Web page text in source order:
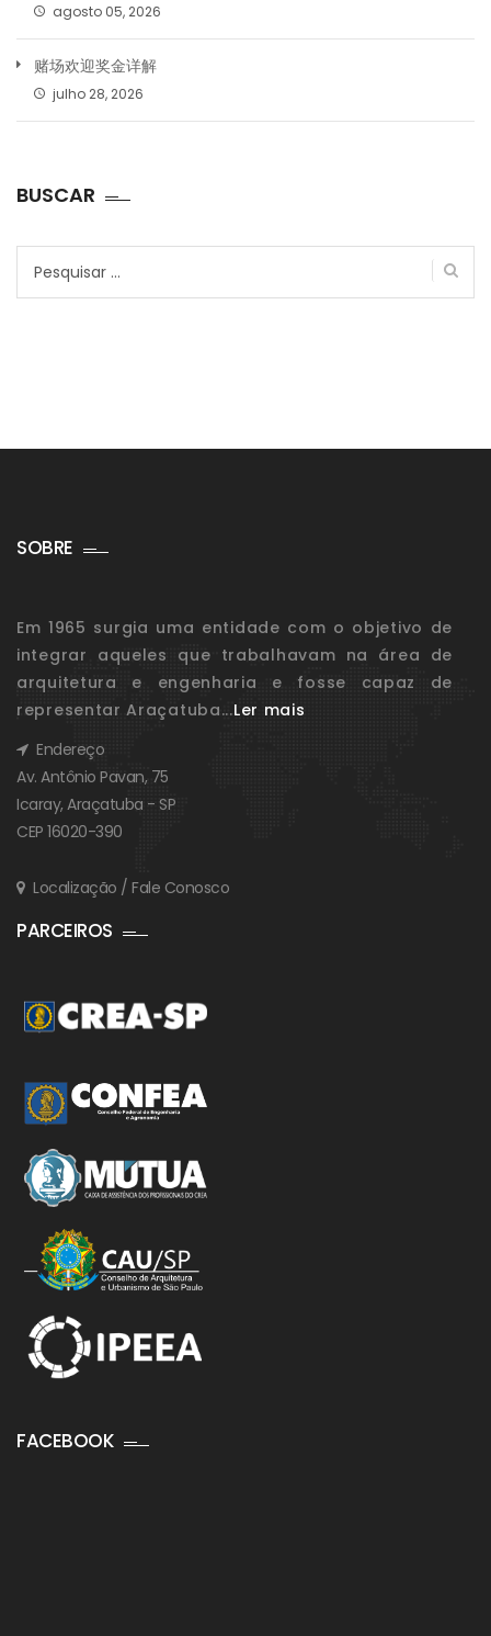
agosto 05, 2026
赌场欢迎奖金详解
julho 28, 2026
BUSCAR
SOBRE
Em 1965 surgia uma entidade com o objetivo de
integrar aqueles que trabalhavam na área de
arquitetura e engenharia e fosse capaz de
representar Araçatuba...Ler mais
Endereço
Av. Antônio Pavan, 75
Icaray, Araçatuba - SP
CEP 16020-390
Localização / Fale Conosco
PARCEIROS
FACEBOOK